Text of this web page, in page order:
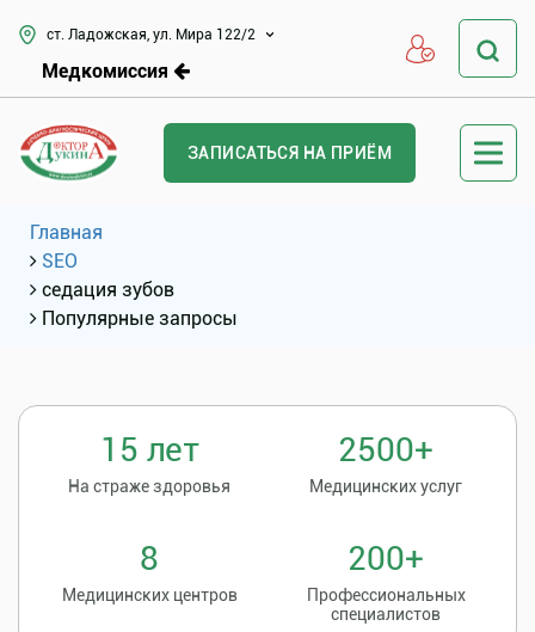
ст. Ладожская, ул. Мира 122/2
Медкомиссия
ЗАПИСАТЬСЯ НА ПРИЁМ
Главная
SEO
седация зубов
Популярные запросы
15 лет
На страже здоровья
2500+
Медицинских услуг
8
Медицинских центров
200+
Профессиональных
специалистов